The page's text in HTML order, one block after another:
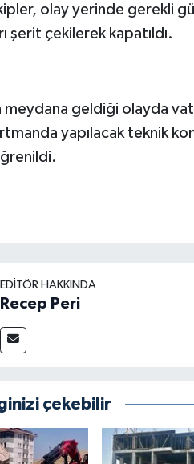
olay yerinde gerekli
şerit çekilerek kapatıldı.
meydana geldiği olayda
yapılacak teknik
EDITÖR HAKKINDA
Recep Peri
çekebilir